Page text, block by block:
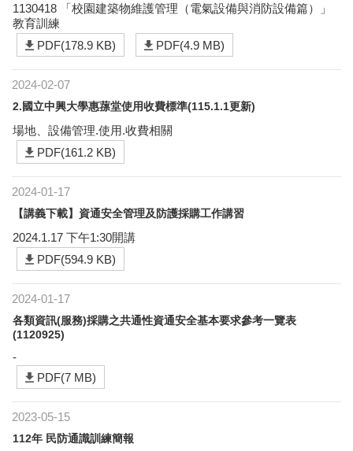
1130418 「校園建築物維護管理（電氣設備與消防設備篇）」
教育訓練
PDF(178.9 KB)
PDF(4.9 MB)
2024-02-07
2.國立中興大學惠蓀堂使用收費標準(115.1.1更新)
場地、設備管理.使用.收費相關
PDF(161.2 KB)
2024-01-17
【講義下載】資通安全管理及防護採購工作講習
2024.1.17 下午1:30開講
PDF(594.9 KB)
2024-01-17
各類資訊(服務)採購之共通性資通安全基本要求參考一覽表
(1120925)
-
PDF(7 MB)
2023-05-15
112年 民防通識訓練簡報